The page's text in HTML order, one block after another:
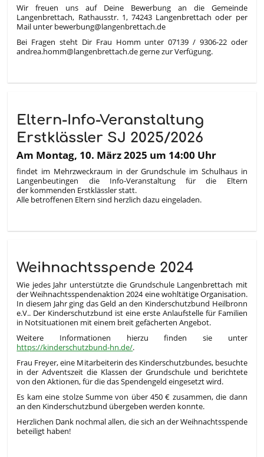
Wir freuen uns auf Deine Bewerbung an die Gemeinde
Langenbrettach, Rathausstr. 1, 74243 Langenbrettach oder per
Mail unter bewerbung@langenbrettach.de
Bei Fragen steht Dir Frau Homm unter 07139 / 9306-22 oder
andrea.homm@langenbrettach.de gerne zur Verfügung.
Eltern-Info-Veranstaltung
Erstklässler SJ 2025/2026
Am Montag, 10. März 2025 um 14:00 Uhr
findet im Mehrzweckraum in der Grundschule im Schulhaus in
Langenbeutingen die Info-Veranstaltung für die Eltern
der kommenden Erstklässler statt.
Alle betroffenen Eltern sind herzlich dazu eingeladen.
Weihnachtsspende 2024
Wie jedes Jahr unterstützte die Grundschule Langenbrettach mit
der Weihnachtsspendenaktion 2024 eine wohltätige Organisation.
In diesem Jahr ging das Geld an den Kinderschutzbund Heilbronn
e.V.. Der Kinderschutzbund ist eine erste Anlaufstelle für Familien
in Notsituationen mit einem breit gefächerten Angebot.
Weitere Informationen hierzu finden sie unter
https://kinderschutzbund-hn.de/.
Frau Freyer, eine Mitarbeiterin des Kinderschutzbundes, besuchte
in der Adventszeit die Klassen der Grundschule und berichtete
von den Aktionen, für die das Spendengeld eingesetzt wird.
Es kam eine stolze Summe von über 450 € zusammen, die dann
an den Kinderschutzbund übergeben werden konnte.
Herzlichen Dank nochmal allen, die sich an der Weihnachtsspende
beteiligt haben!